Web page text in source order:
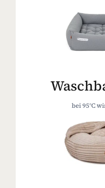
bei 95°C